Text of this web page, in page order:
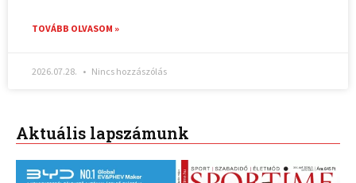
TOVÁBB OLVASOM »
2026.07.28. Nincs hozzászólás
Aktuális lapszámunk